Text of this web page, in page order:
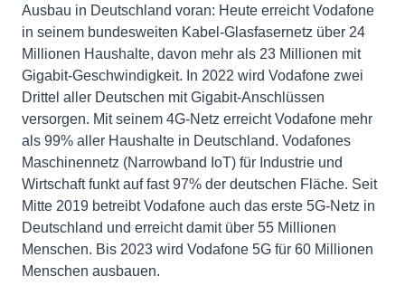
Ausbau in Deutschland voran: Heute erreicht Vodafone
in seinem bundesweiten Kabel-Glasfasernetz über 24
Millionen Haushalte, davon mehr als 23 Millionen mit
Gigabit-Geschwindigkeit. In 2022 wird Vodafone zwei
Drittel aller Deutschen mit Gigabit-Anschlüssen
versorgen. Mit seinem 4G-Netz erreicht Vodafone mehr
als 99% aller Haushalte in Deutschland. Vodafones
Maschinennetz (Narrowband IoT) für Industrie und
Wirtschaft funkt auf fast 97% der deutschen Fläche. Seit
Mitte 2019 betreibt Vodafone auch das erste 5G-Netz in
Deutschland und erreicht damit über 55 Millionen
Menschen. Bis 2023 wird Vodafone 5G für 60 Millionen
Menschen ausbauen.